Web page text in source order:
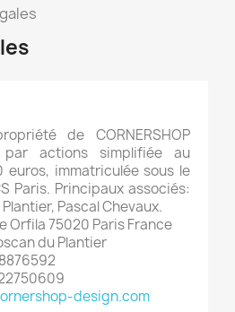
de CORNERSHOP
par actions simplifiée au
immatriculée sous le
Paris. Principaux associés:
Pascal Chevaux.
Orfila 75020 Paris France
du Plantier
design.com